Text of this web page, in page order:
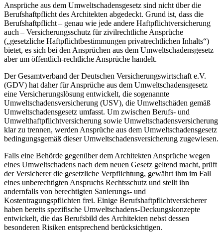
Ansprüche aus dem Umweltschadensgesetz sind nicht über die
Berufshaftpflicht des Architekten abgedeckt. Grund ist, dass die
Berufshaftpflicht – genau wie jede andere Haftpflichtversicherung
auch – Versicherungsschutz für zivilrechtliche Ansprüche
(„gesetzliche Haftpflichtbestimmungen privatrechtlichen Inhalts“)
bietet, es sich bei den Ansprüchen aus dem Umweltschadensgesetz
aber um öffentlich-rechtliche Ansprüche handelt.
Der Gesamtverband der Deutschen Versicherungswirtschaft e.V.
(GDV) hat daher für Ansprüche aus dem Umweltschadensgesetz
eine Versicherungslösung entwickelt, die sogenannte
Umweltschadensversicherung (USV), die Umweltschäden gemäß
Umweltschadensgesetz umfasst. Um zwischen Berufs- und
Umwelthaftpflichtversicherung sowie Umweltschadensversicherung
klar zu trennen, werden Ansprüche aus dem Umweltschadensgesetz
bedingungsgemäß dieser Umweltschadensversicherung zugewiesen.
Falls eine Behörde gegenüber dem Architekten Ansprüche wegen
eines Umweltschadens nach dem neuen ­Gesetz geltend macht, prüft
der Versicherer die gesetzliche Verpflichtung, gewährt ihm im Fall
eines unberechtigten Anspruchs Rechtsschutz und stellt ihn
andernfalls von berechtigten Sanierungs- und
Kostentragungspflichten frei. Einige Berufshaftpflichtversicherer
haben bereits spezifische Umweltschadens-Deckungskonzepte
entwickelt, die das Berufsbild des Architekten nebst dessen
besonderen Risiken entsprechend berücksichtigen.